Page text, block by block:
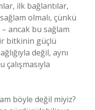
ilk bağlantılar,
olmalı, çünkü
ancak bu sağlam
bitkinin güçlü
değil, aynı
böyle değil miyiz?